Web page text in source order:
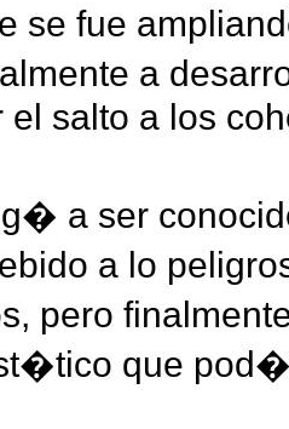
se fue
a
el salto a los
a ser
a lo
pero
que